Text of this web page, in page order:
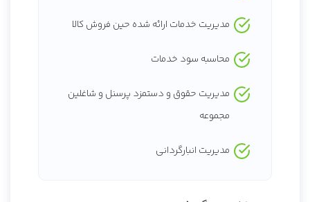
مدیریت خدمات ارائه شده حین فروش کالا
محاسبه سود خدمات
مدیریت حقوق و دستمزد پرسنل و شاغلین
مجموعه
مدیریت انبارگردانی